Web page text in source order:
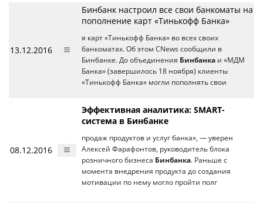
13.12.2016
Бинбанк настроил все свои банкоматы на
пополнение карт «Тинькофф Банка»
я карт «Тинькофф Банка» во всех своих
банкоматах. Об этом CNews сообщили в
Бинбанке. До объединения Бинбанка и «МДМ
Банка» (завершилось 18 ноября) клиенты
«Тинькофф Банка» могли пополнять свои
08.12.2016
Эффективная аналитика: SMART-
система в Бинбанке
продаж продуктов и услуг банка», — уверен
Алексей Фарафонтов, руководитель блока
розничного бизнеса Бинбанка. Раньше с
момента внедрения продукта до создания
мотивации по нему могло пройти полг